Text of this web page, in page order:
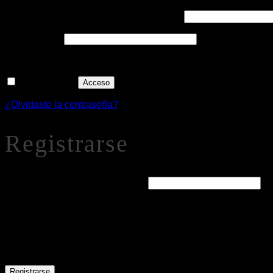
Acceso
¿Olvidaste la contraseña?
Registrarse